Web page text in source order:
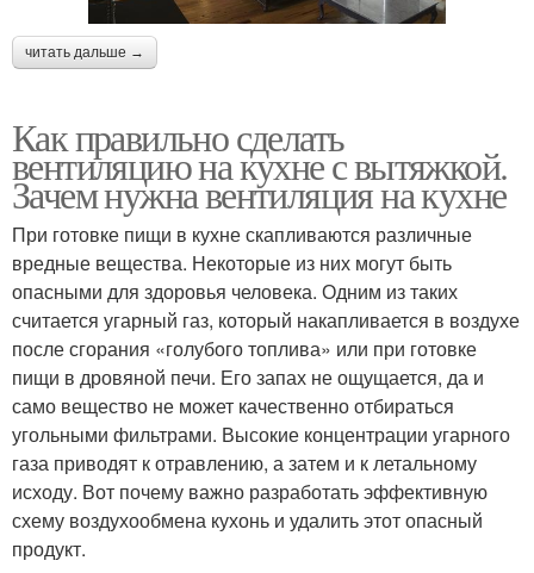
читать дальше →
Как правильно сделать
вентиляцию на кухне с вытяжкой.
Зачем нужна вентиляция на кухне
При готовке пищи в кухне скапливаются различные
вредные вещества. Некоторые из них могут быть
опасными для здоровья человека. Одним из таких
считается угарный газ, который накапливается в воздухе
после сгорания «голубого топлива» или при готовке
пищи в дровяной печи. Его запах не ощущается, да и
само вещество не может качественно отбираться
угольными фильтрами. Высокие концентрации угарного
газа приводят к отравлению, а затем и к летальному
исходу. Вот почему важно разработать эффективную
схему воздухообмена кухонь и удалить этот опасный
продукт.